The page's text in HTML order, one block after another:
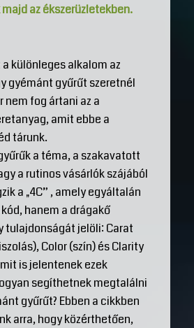
az ékszerüzletekben.
különleges alkalom az
gyémánt gyűrűt szeretnél
nem fog ártani az a
amit ebbe a
tárunk.
a téma, a szakavatott
a rutinos vásárlók szájából
a „4C” , amely egyáltalán
hanem a drágakő
tulajdonságát jelöli: Carat
Color (szín) és Clarity
is jelentenek ezek
segíthetnek megtalálni
gyűrűt? Ebben a cikkben
arra, hogy közérthetően,